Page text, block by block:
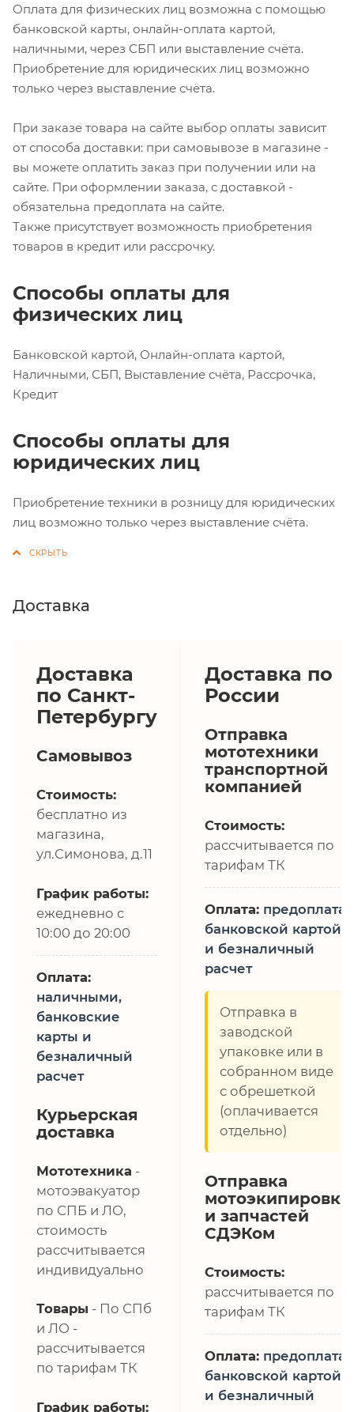
Оплата для физических лиц возможна с помощью
банковской карты, онлайн-оплата картой,
наличными, через СБП или выставление счёта.
Приобретение для юридических лиц возможно
только через выставление счёта.
При заказе товара на сайте выбор оплаты зависит
от способа доставки: при самовывозе в магазине -
вы можете оплатить заказ при получении или на
сайте. При оформлении заказа, с доставкой -
обязательна предоплата на сайте.
Также присутствует возможность приобретения
товаров в кредит или рассрочку.
Способы оплаты для
физических лиц
Банковской картой, Онлайн-оплата картой,
Наличными, СБП, Выставление счёта, Рассрочка,
Кредит
Способы оплаты для
юридических лиц
Приобретение техники в розницу для юридических
лиц возможно только через выставление счёта.
Доставка
Доставка
по Санкт-
Петербургу
Самовывоз
Стоимость:
бесплатно из
магазина,
ул.Симонова, д.11
График работы:
ежедневно с
10:00 до 20:00
Оплата:
наличными,
банковские
карты и
безналичный
расчет
Курьерская
доставка
Мототехника -
мотоэвакуатор
по СПБ и ЛО,
стоимость
рассчитывается
индивидуально
Товары - По СПб
и ЛО -
рассчитывается
по тарифам ТК
График работы:
Доставка по
России
Отправка
мототехники
транспортной
компанией
Стоимость:
рассчитывается по
тарифам ТК
Оплата: предоплата,
банковской картой
и безналичный
расчет
Отправка в
заводской
упаковке или в
собранном виде
с обрешеткой
(оплачивается
отдельно)
Отправка
мотоэкипировки
и запчастей
СДЭКом
Стоимость:
рассчитывается по
тарифам ТК
Оплата: предоплата,
банковской картой
и безналичный